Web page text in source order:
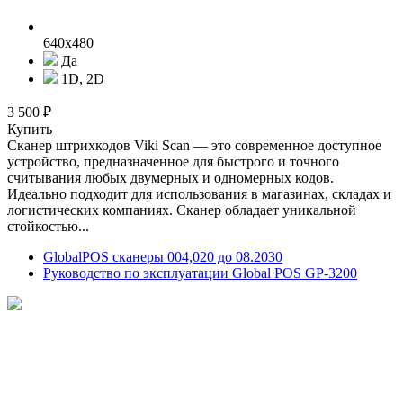
640x480
Да
1D, 2D
3 500 ₽
Купить
Сканер штрихкодов Viki Scan — это современное доступное
устройство, предназначенное для быстрого и точного
считывания любых двумерных и одномерных кодов.
Идеально подходит для использования в магазинах, складах и
логистических компаниях. Сканер обладает уникальной
стойкостью...
GlobalPOS сканеры 004,020 до 08.2030
Руководство по эксплуатации Global POS GP-3200